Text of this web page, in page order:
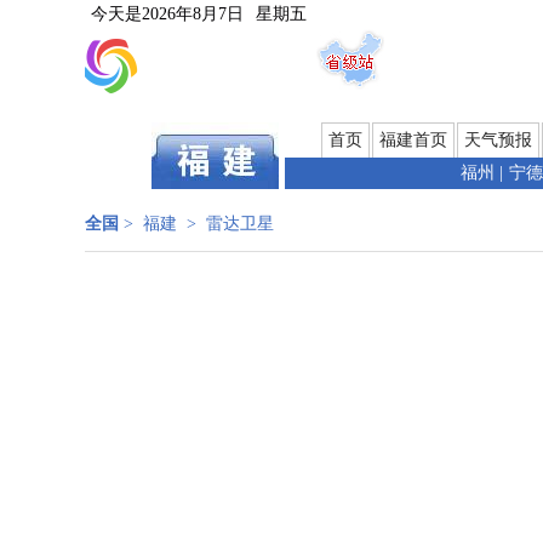
今天是2026年8月7日 星期五
首页 福建首页
天气预报
福州
宁德
全国 > 福建 > 雷达卫星